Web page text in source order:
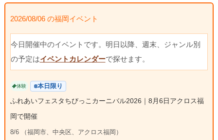
2026/08/06 の福岡イベント
今日開催中のイベントです。明日以降、週末、ジャンル別
の予定はイベントカレンダーで探せます。
体験 本日限り
ふれあいフェスタちびっこカーニバル2026｜8月6日アクロス福
岡で開催
8/6 （福岡市、中央区、アクロス福岡）